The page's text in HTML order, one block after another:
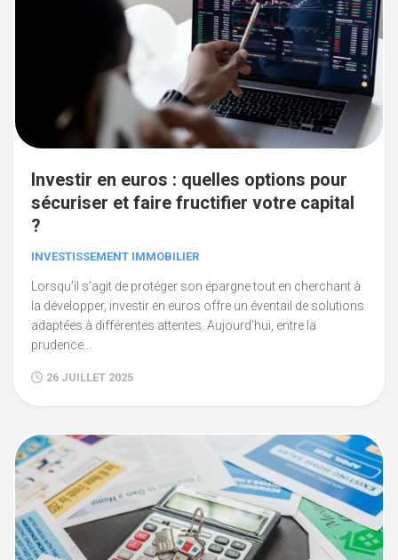
Investir en euros : quelles options pour
sécuriser et faire fructifier votre capital
?
INVESTISSEMENT IMMOBILIER
Lorsqu’il s’agit de protéger son épargne tout en cherchant à
la développer, investir en euros offre un éventail de solutions
adaptées à différentes attentes. Aujourd’hui, entre la
prudence...
26 JUILLET 2025